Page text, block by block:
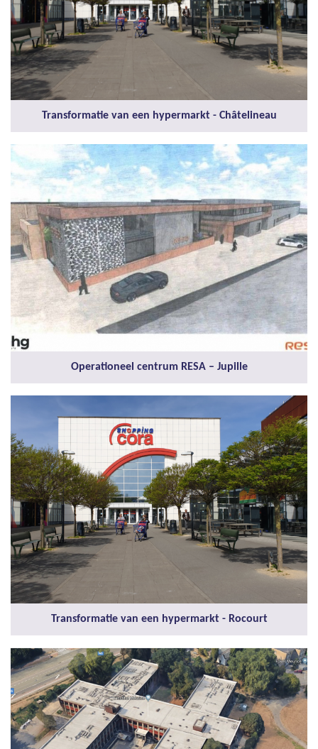
Transformatie van een hypermarkt - Châtelineau
Operationeel centrum RESA – Jupille
Transformatie van een hypermarkt - Rocourt